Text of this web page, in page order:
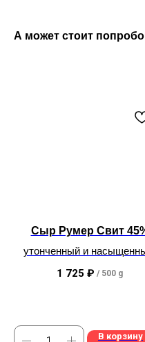
А может стоит
Сыр Румер Свит
утонченный и
1 725 ₽ / 500 g
В корзину